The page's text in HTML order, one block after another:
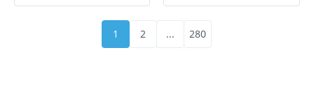
1 2 ... 280